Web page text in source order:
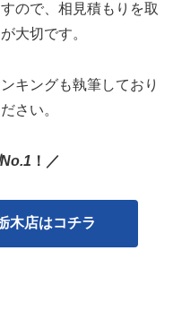
ので、相見積もりを取
大切です。
キングも執筆しており
さい。
！／
木店はコチラ